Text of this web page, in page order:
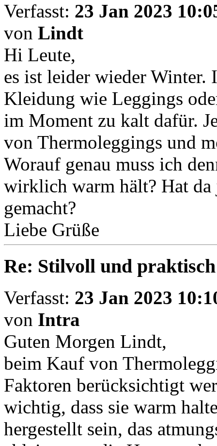
Verfasst: 23 Jan 2023
von Lindt
Hi Leute,
es ist leider wieder Winter.
Kleidung wie Leggings
im Moment zu kalt dafür.
von Thermoleggings und
Worauf genau muss ich
wirklich warm hält? Hat da
gemacht?
Liebe Grüße
Re: Stilvoll und praktisch
Verfasst: 23 Jan 2023
von Intra
Guten Morgen Lindt,
beim Kauf von
Faktoren berücksichtigt
wichtig, dass sie warm
hergestellt sein, das